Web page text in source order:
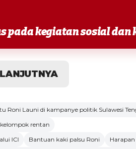
Roni Launi di kampanye politik Sulawesi
rentan
ICI
Bantuan kaki palsu Roni
Harapan